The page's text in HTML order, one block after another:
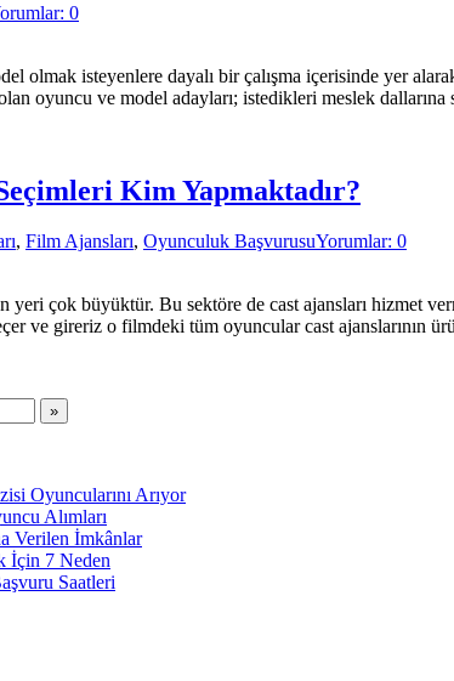
0
olmak isteyenlere dayalı bir çalışma içerisinde yer
oyuncu ve model adayları; istedikleri meslek
Kim Yapmaktadır?
, Film Ajansları, Oyunculuk BaşvurusuYorumlar: 0
çok büyüktür. Bu sektöre de cast ajansları hizmet
ve gireriz o filmdeki tüm oyuncular cast
Oyuncularını Arıyor
Alımları
Verilen İmkânlar
İçin 7 Neden
Saatleri